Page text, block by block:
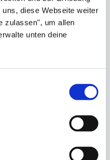
diese Webseite weiter
zulassen", um allen
unten deine